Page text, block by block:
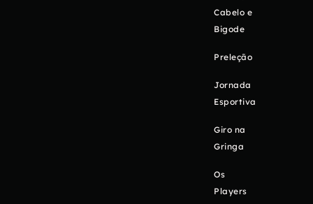
Cabelo e
Bigode
Preleção
Jornada
Esportiva
Giro na
Gringa
Os
Players